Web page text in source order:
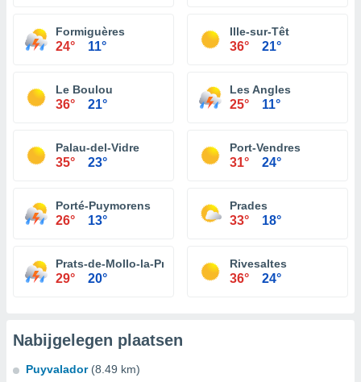
Formiguères
24° 11°
Ille-sur-Têt
36° 21°
Le Boulou
36° 21°
Les Angles
25° 11°
Palau-del-Vidre
35° 23°
Port-Vendres
31° 24°
Porté-Puymorens
26° 13°
Prades
33° 18°
Prats-de-Mollo-la-Preste
29° 20°
Rivesaltes
36° 24°
Nabijgelegen plaatsen
Puyvalador (8.49 km)